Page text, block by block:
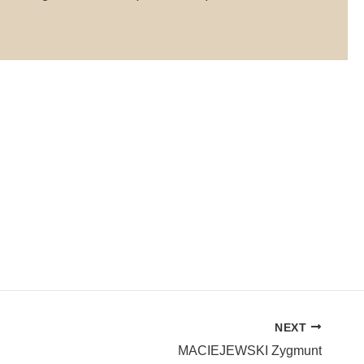
NEXT
MACIEJEWSKI Zygmunt